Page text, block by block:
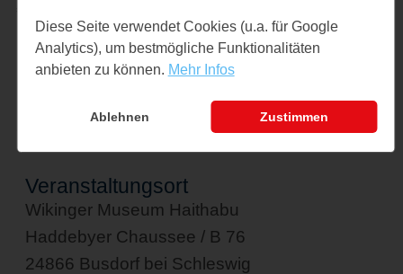
Links
Veranstaltungsort
Wikinger Museum Haithabu
Haddebyer Chaussee / B 76
24866 Busdorf bei Schleswig
Diese Seite verwendet Cookies (u.a. für Google
Analytics), um bestmögliche Funktionalitäten
anbieten zu können. Mehr Infos
Ablehnen Zustimmen